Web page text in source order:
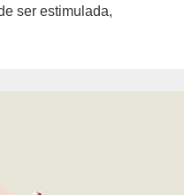
ser estimulada,